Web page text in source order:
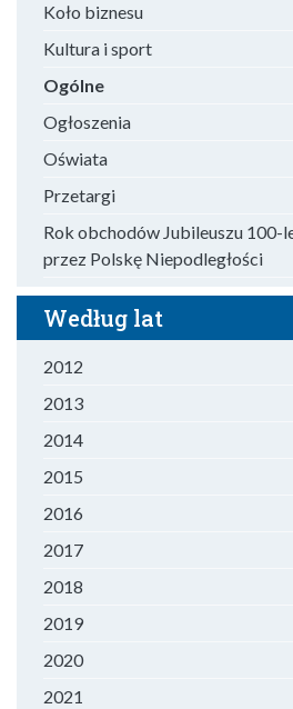
Koło biznesu
Kultura i sport
Ogólne
Ogłoszenia
Oświata
Przetargi
Rok obchodów Jubileuszu 100-
przez Polskę Niepodległości
Według lat
2012
2013
2014
2015
2016
2017
2018
2019
2020
2021